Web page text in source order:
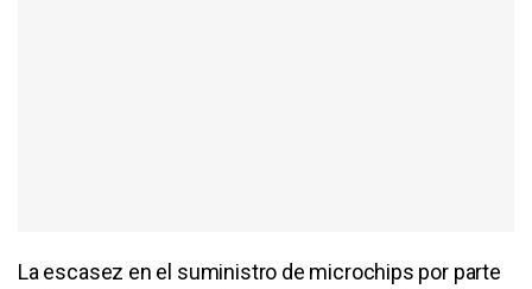
La escasez en el suministro de microchips por parte